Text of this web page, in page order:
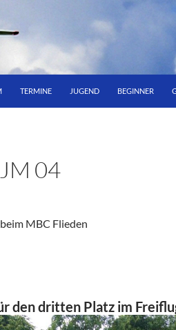
TERMINE JUGEND BEGINNER
04
MBC Flieden
den dritten Platz im